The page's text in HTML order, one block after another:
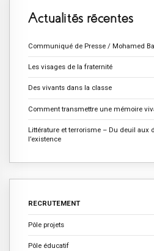
Actualités récentes
Communiqué de Presse / Mohamed
Les visages de la fraternité
Des vivants dans la classe
Comment transmettre une mémoire
Littérature et terrorisme – Du deuil aux
l’existence
RECRUTEMENT
Pôle projets
Pôle éducatif